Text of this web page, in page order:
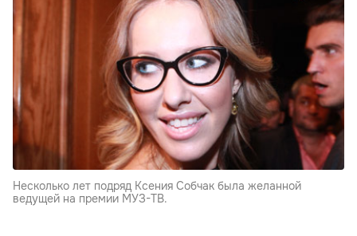
Несколько лет подряд Ксения Собчак была желанной
ведущей на премии МУЗ-ТВ.